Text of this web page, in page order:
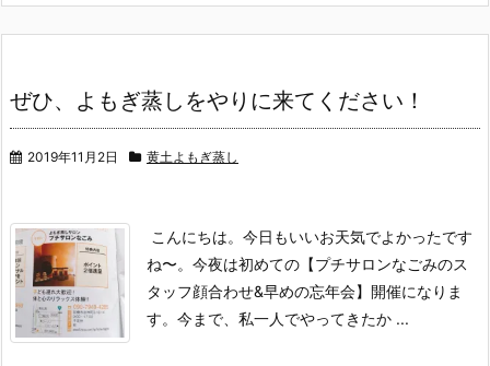
ぜひ、よもぎ蒸しをやりに来てください！
2019年11月2日 黄土よもぎ蒸し
こんにちは。 今日もいいお天気でよかったです
ね〜。 今夜は初めての【プチサロンなごみのス
タッフ顔合わせ&早めの忘年会】開催になりま
す。 今まで、私一人でやってきたか ...